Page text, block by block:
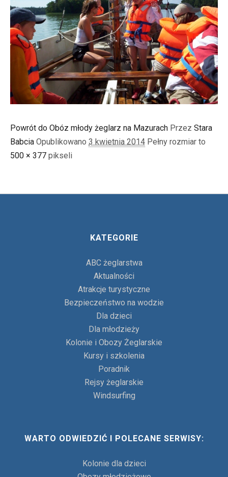
Powrót do Obóz młody żeglarz na Mazurach Przez Stara
Babcia Opublikowano 3 kwietnia 2014 Pełny rozmiar to
500 × 377 pikseli
KATEGORIE
ABC żeglarstwa
Aktualności
Atrakcje turystyczne
Bezpieczeństwo na wodzie
Dla dzieci
Dla młodzieży
Kolonie i Obozy Żeglarskie
Kursy i szkolenia
Poradnik
Rejsy żeglarskie
Windsurfing
WARTO ODWIEDZIĆ I POLECANE SERWISY:
Kolonie dla dzieci